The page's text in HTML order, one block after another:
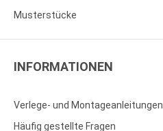
Musterstücke
INFORMATIONEN
Verlege- und Montageanleitungen
Häufig gestellte Fragen